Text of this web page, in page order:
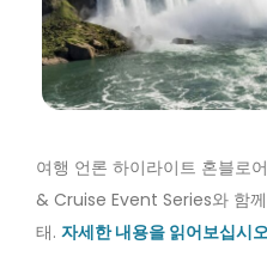
여행 언론 하이라이트 혼블로
& Cruise Event Series와 함
태. 자세한 내용을 읽어보십시